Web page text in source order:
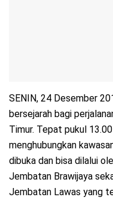
SENIN, 24 Desember
bersejarah bagi
Timur. Tepat pukul
menghubungkan
dibuka dan bisa dilalui
Jembatan Brawijaya
Jembatan Lawas yang